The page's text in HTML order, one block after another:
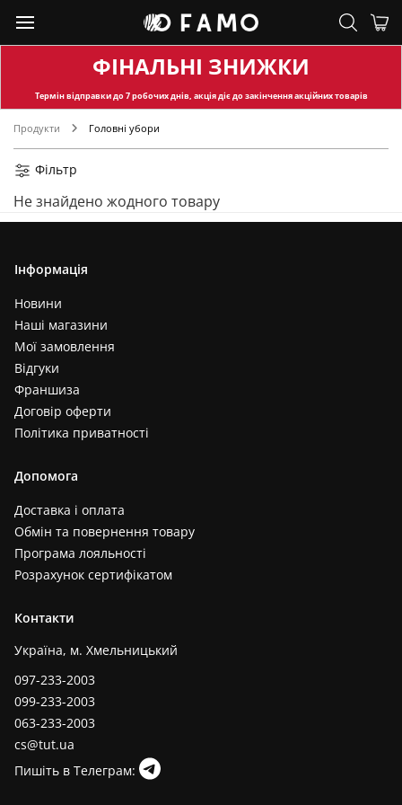
ФІНАЛЬНІ ЗНИЖКИ
Термін відправкидо 7 робочих днів, акція діє до закінчення акційних товарів
Продукти Головні убори
Фільтр
Не знайдено жодного товару
Інформація
Новини
Наші магазини
Мої замовлення
Відгуки
Франшиза
Договір оферти
Політика приватності
Допомога
Доставка і оплата
Обмін та повернення товару
Програма лояльності
Розрахунок сертифікатом
Контакти
Україна, м. Хмельницький
097-233-2003
099-233-2003
063-233-2003
cs@tut.ua
Пишіть в Телеграм: